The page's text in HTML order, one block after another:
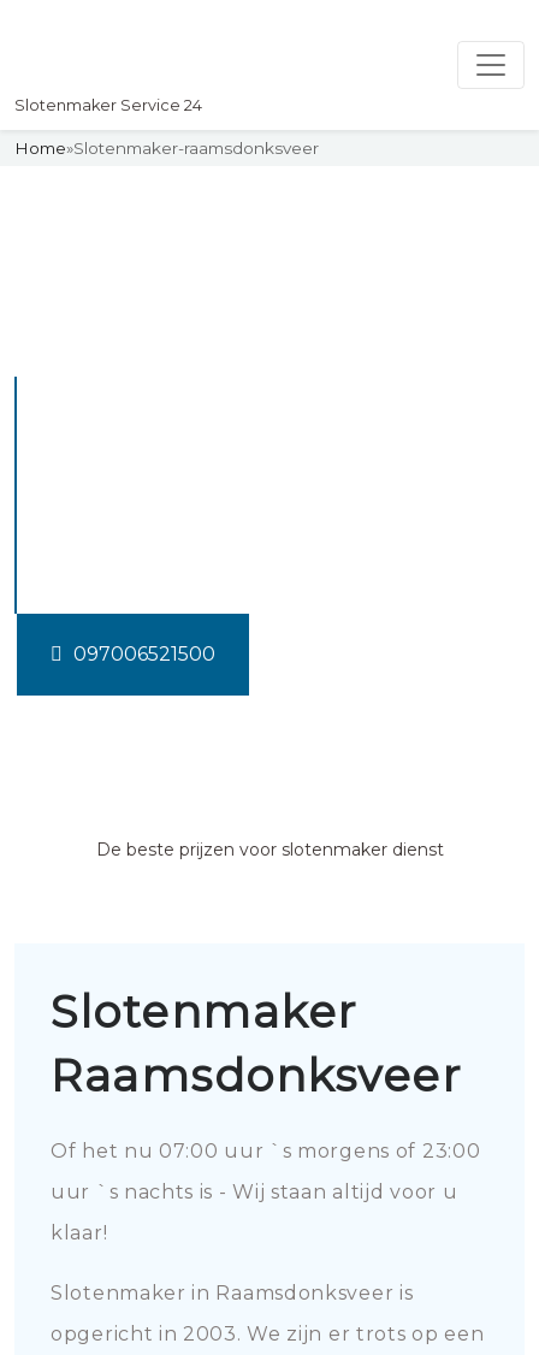
Slotenmaker Service 24
Home»Slotenmaker-raamsdonksveer
097006521500
De beste prijzen voor slotenmaker dienst
Slotenmaker
Raamsdonksveer
Of het nu 07:00 uur `s morgens of 23:00
uur `s nachts is - Wij staan altijd voor u
klaar!
Slotenmaker in Raamsdonksveer is
opgericht in 2003. We zijn er trots op een